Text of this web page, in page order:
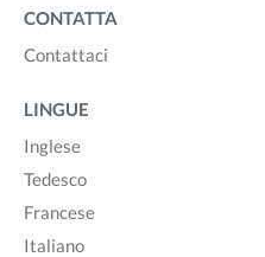
CONTATTA
Contattaci
LINGUE
Inglese
Tedesco
Francese
Italiano